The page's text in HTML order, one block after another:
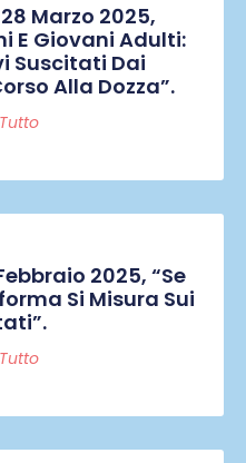
Marzo 2025,
E Giovani Adulti:
Suscitati Dai
Alla Dozza”.
2025, “Se
Si Misura Sui